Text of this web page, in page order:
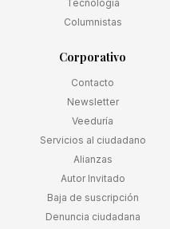
Tecnología
Columnistas
Corporativo
Contacto
Newsletter
Veeduría
Servicios al ciudadano
Alianzas
Autor Invitado
Baja de suscripción
Denuncia ciudadana